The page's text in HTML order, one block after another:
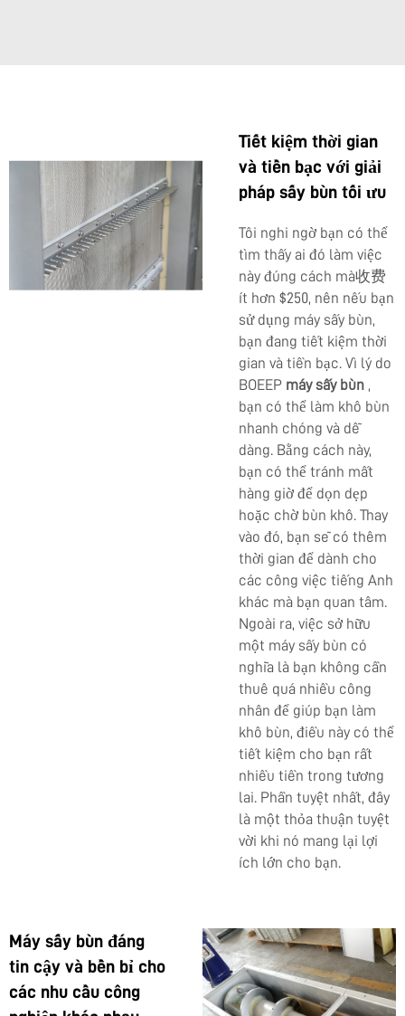
Tiết kiệm thời gian
và tiền bạc với giải
pháp sấy bùn tối ưu
Tôi nghi ngờ bạn có thể
tìm thấy ai đó làm việc
này đúng cách mà收费
ít hơn $250, nên nếu bạn
sử dụng máy sấy bùn,
bạn đang tiết kiệm thời
gian và tiền bạc. Vì lý do
BOEEP máy sấy bùn ,
bạn có thể làm khô bùn
nhanh chóng và dễ
dàng. Bằng cách này,
bạn có thể tránh mất
hàng giờ để dọn dẹp
hoặc chờ bùn khô. Thay
vào đó, bạn sẽ có thêm
thời gian để dành cho
các công việc tiếng Anh
khác mà bạn quan tâm.
Ngoài ra, việc sở hữu
một máy sấy bùn có
nghĩa là bạn không cần
thuê quá nhiều công
nhân để giúp bạn làm
khô bùn, điều này có thể
tiết kiệm cho bạn rất
nhiều tiền trong tương
lai. Phần tuyệt nhất, đây
là một thỏa thuận tuyệt
vời khi nó mang lại lợi
ích lớn cho bạn.
Máy sấy bùn đáng
tin cậy và bền bỉ cho
các nhu cầu công